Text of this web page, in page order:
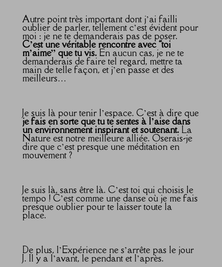
Autre point très important dont j’ai failli
oublier de parler, tellement c’est évident pour
moi : je ne te demanderais pas de poser.
C’est une véritable rencontre avec “toi
m’aime” que tu vis.En aucun cas, je ne te
demanderais de faire tel regard, mettre ta
main de telle façon, et j’en passe et des
meilleurs…
Je suis là pour tenir l’espace. C’est à dire que
je fais en sorte que tu te sentes à l’aise dans
un environnement inspirant et soutenant.La
Nature est notre meilleure alliée. Oserais-je
dire que c’est presque une méditation en
mouvement ?
Je suis là, sans être là. C’est toi qui choisis le
tempo ! C’est comme une danse où je me fais
presque oublier pour te laisser toute la
place.
De plus, l’Expérience ne s’arrête pas le jour
J. Il y a l’avant, le pendant et l’après.